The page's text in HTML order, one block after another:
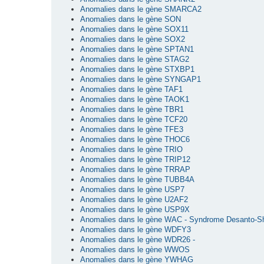
Anomalies dans le gène SMARCA2
Anomalies dans le gène SON
Anomalies dans le gène SOX11
Anomalies dans le gène SOX2
Anomalies dans le gène SPTAN1
Anomalies dans le gène STAG2
Anomalies dans le gène STXBP1
Anomalies dans le gène SYNGAP1
Anomalies dans le gène TAF1
Anomalies dans le gène TAOK1
Anomalies dans le gène TBR1
Anomalies dans le gène TCF20
Anomalies dans le gène TFE3
Anomalies dans le gène THOC6
Anomalies dans le gène TRIO
Anomalies dans le gène TRIP12
Anomalies dans le gène TRRAP
Anomalies dans le gène TUBB4A
Anomalies dans le gène USP7
Anomalies dans le gène U2AF2
Anomalies dans le gène USP9X
Anomalies dans le gène WAC - Syndrome Desanto-
Anomalies dans le gène WDFY3
Anomalies dans le gène WDR26 -
Anomalies dans le gène WWOS
Anomalies dans le gène YWHAG